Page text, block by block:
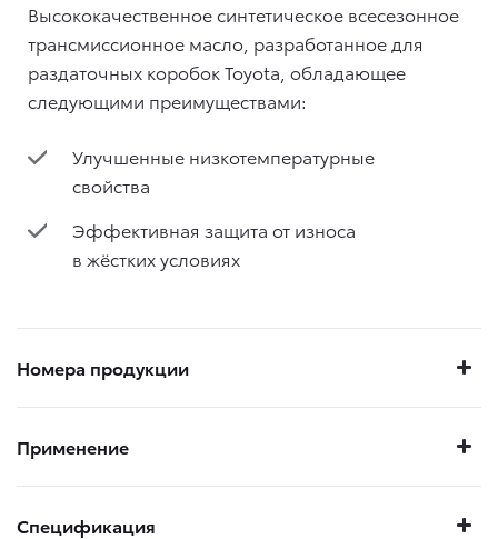
Высококачественное синтетическое всесезонное
трансмиссионное масло, разработанное для
раздаточных коробок Toyota, обладающее
следующими преимуществами:
Улучшенные низкотемпературные
свойства
Эффективная защита от износа
в жёстких условиях
Номера продукции
Применение
Спецификация